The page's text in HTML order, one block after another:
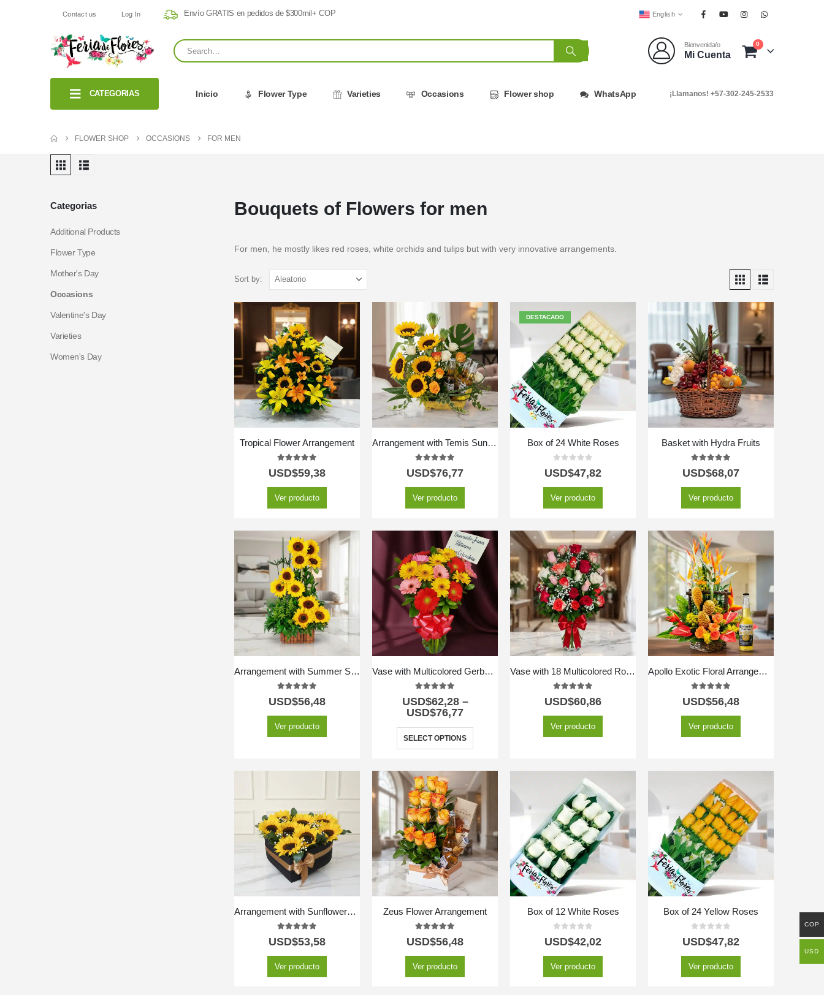
Contact us Log In Envío GRATIS en pedidos de $300mil+ COP English
Bienvenida/o
Mi Cuenta
0
CATEGORIAS Inicio Flower Type Varieties Occasions Flower shop WhatsApp ¡Llamanos! +57-302-245-2533
FLOWER SHOP OCCASIONS FOR MEN
Bouquets of Flowers for men
For men, he mostly likes red roses, white orchids and tulips but with very innovative arrangements.
Sort by:
Tropical Flower Arrangement
out of 5
USD$59,38
Ver producto
Arrangement with Temis Sunflowers
out of 5
USD$76,77
Ver producto
DESTACADO
Box of 24 White Roses
out of 5
USD$47,82
Ver producto
Basket with Hydra Fruits
out of 5
USD$68,07
Ver producto
Arrangement with Summer Sunflowers
out of 5
USD$56,48
Ver producto
Vase with Multicolored Gerberas
5.00
USD$62,28 –
USD$76,77
SELECT OPTIONS
Vase with 18 Multicolored Roses
out of 5
USD$60,86
Ver producto
Apollo Exotic Floral Arrangement
out of 5
USD$56,48
Ver producto
Arrangement with Sunflowers Soleil
out of 5
USD$53,58
Ver producto
Zeus Flower Arrangement
out of 5
USD$56,48
Ver producto
Box of 12 White Roses
out of 5
USD$42,02
Ver producto
Box of 24 Yellow Roses
out of 5
USD$47,82
Ver producto
Categorias
Additional Products
Flower Type
Mother's Day
Occasions
Valentine's Day
Varieties
Women's Day
COP
USD